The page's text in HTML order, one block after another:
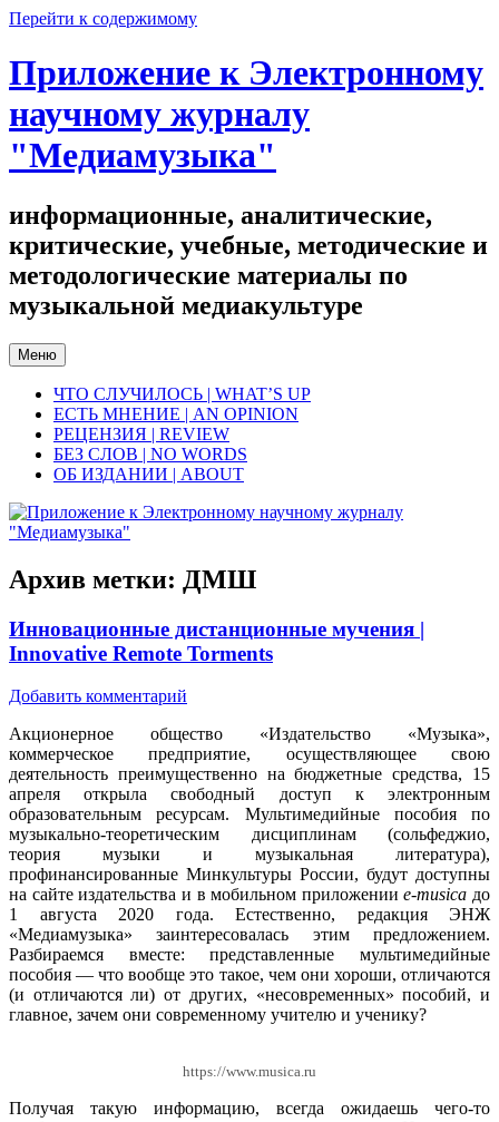
Перейти к содержимому
Приложение к Электронному
научному журналу
"Медиамузыка"
информационные, аналитические,
критические, учебные, методические и
методологические материалы по
музыкальной медиакультуре
Меню
ЧТО СЛУЧИЛОСЬ | WHAT’S UP
ЕСТЬ МНЕНИЕ | AN OPINION
РЕЦЕНЗИЯ | REVIEW
БЕЗ СЛОВ | NO WORDS
ОБ ИЗДАНИИ | ABOUT
Архив метки: ДМШ
Инновационные дистанционные мучения |
Innovative Remote Torments
Добавить комментарий
Акционерное общество «Издательство «Музыка»,
коммерческое предприятие, осуществляющее свою
деятельность преимущественно на бюджетные средства, 15
апреля открыла свободный доступ к электронным
образовательным ресурсам. Мультимедийные пособия по
музыкально-теоретическим дисциплинам (сольфеджио,
теория музыки и музыкальная литература),
профинансированные Минкультуры России, будут доступны
на сайте издательства и в мобильном приложенииe-musica до
1 августа 2020 года. Естественно, редакция ЭНЖ
«Медиамузыка» заинтересовалась этим предложением.
Разбираемся вместе: представленные мультимедийные
пособия — что вообще это такое, чем они хороши, отличаются
(и отличаются ли) от других, «несовременных» пособий, и
главное, зачем они современному учителю и ученику?
https://www.musica.ru
Получая такую информацию, всегда ожидаешь чего-то